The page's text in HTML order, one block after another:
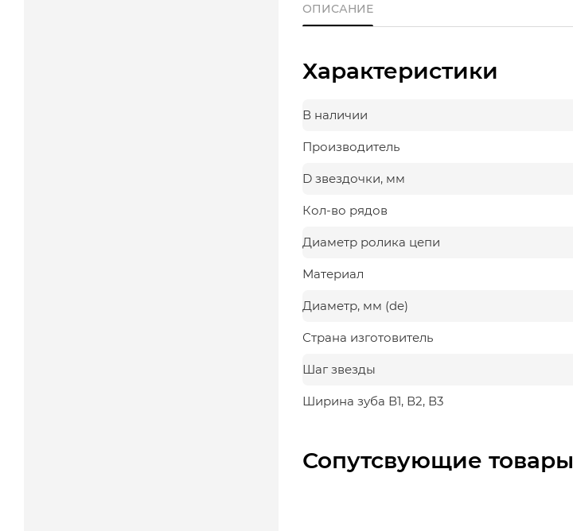
ОПИСАНИЕ
Характеристики
В наличии
Производитель
D звездочки, мм
Кол-во рядов
Диаметр ролика цепи
Материал
Диаметр, мм (de)
Страна изготовитель
Шаг звезды
Ширина зуба В1, В2, В3
Сопутсвующие товары